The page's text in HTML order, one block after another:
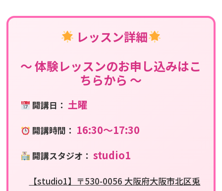
レッスン詳細
〜 体験レッスンのお申し込みはこ
ちらから 〜
開講日： 土曜
開講時間： 16:30〜17:30
開講スタジオ： studio1
【studio1】〒530-0056 大阪府大阪市北区兎